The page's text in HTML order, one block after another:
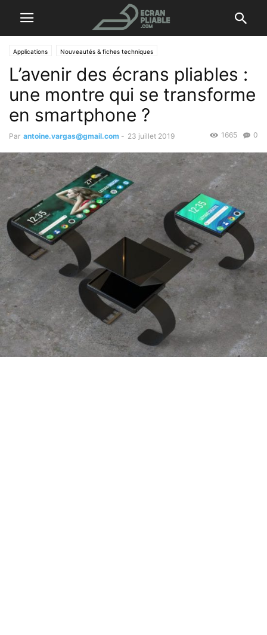
Applications Nouveautés & fiches techniques
L’avenir des écrans pliables :
une montre qui se transforme
en smartphone ?
Par antoine.vargas@gmail.com - 23 juillet 2019 0
1665